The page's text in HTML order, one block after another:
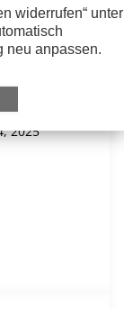
2025
widerrufen“ unter
neu anpassen.